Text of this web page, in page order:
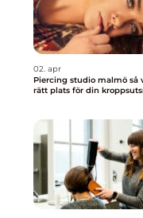
02. apr
Piercing studio malmö så väljer du
rätt plats för din